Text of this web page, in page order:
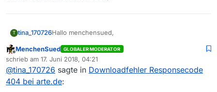
T tina_170726Hallo menchensued,
danke für die Infos.
@ menchensuedsagte inDownloadfehler
Responsecode 404 bei arte.de
Offline
MenchenSued GLOBALER MODERATOR
schrieb am 17. Juni 2018, 04:21
zuletzt editiert von
@tina_170726 sagte in Downloadfehler Responsecode
404 bei arte.de: